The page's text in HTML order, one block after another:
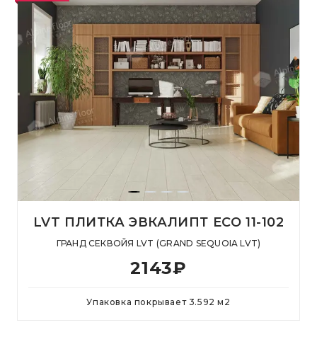
LVT ПЛИТКА ЭВКАЛИПТ ECO 11-102
ГРАНД СЕКВОЙЯ LVT (GRAND SEQUOIA LVT)
2143₽
Упаковка покрывает 3.592 м 2